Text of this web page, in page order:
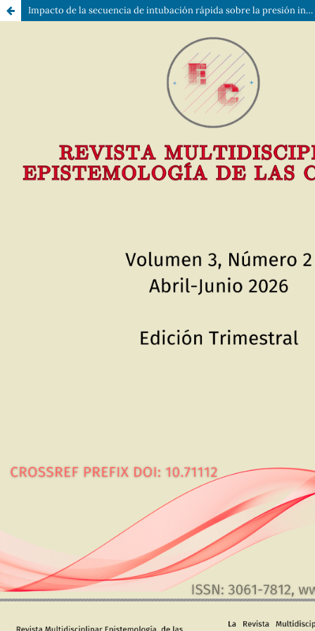
Impacto de la secuencia de intubación rápida sobre la presión intracraneal y la perfusión cerebral en pacientes con traumatismo craneoencefálico: una scoping review